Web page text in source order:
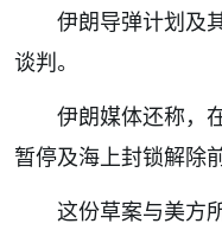
伊朗导弹计划及
谈判。
伊朗媒体还称，
暂停及海上封锁解除
这份草案与美方